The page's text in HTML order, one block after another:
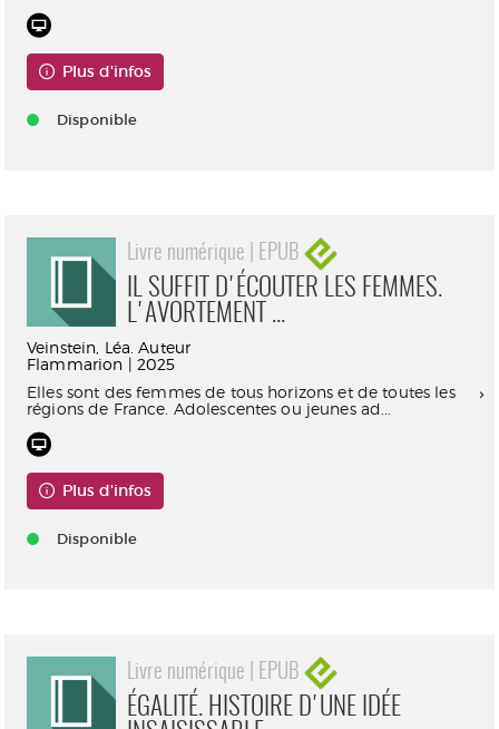
Plus d'infos
Disponible
Livre numérique | EPUB
IL SUFFIT D'ÉCOUTER LES FEMMES.
L'AVORTEMENT ...
Veinstein, Léa. Auteur
Flammarion | 2025
Elles sont des femmes de tous horizons et de toutes les
régions de France. Adolescentes ou jeunes ad...
Plus d'infos
Disponible
Livre numérique | EPUB
ÉGALITÉ. HISTOIRE D'UNE IDÉE